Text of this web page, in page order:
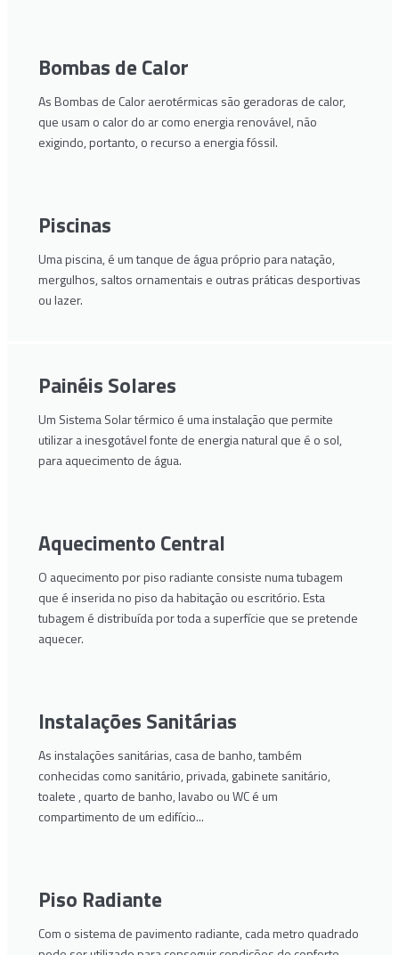
Bombas de Calor
As Bombas de Calor aerotérmicas são geradoras de calor,
que usam o calor do ar como energia renovável, não
exigindo, portanto, o recurso a energia fóssil.
Piscinas
Uma piscina, é um tanque de água próprio para natação,
mergulhos, saltos ornamentais e outras práticas desportivas
ou lazer.
Painéis Solares
Um Sistema Solar térmico é uma instalação que permite
utilizar a inesgotável fonte de energia natural que é o sol,
para aquecimento de água.
Aquecimento Central
O aquecimento por piso radiante consiste numa tubagem
que é inserida no piso da habitação ou escritório. Esta
tubagem é distribuída por toda a superfície que se pretende
aquecer.
Instalações Sanitárias
As instalações sanitárias, casa de banho, também
conhecidas como sanitário, privada, gabinete sanitário,
toalete , quarto de banho, lavabo ou WC é um
compartimento de um edifício...
Piso Radiante
Com o sistema de pavimento radiante, cada metro quadrado